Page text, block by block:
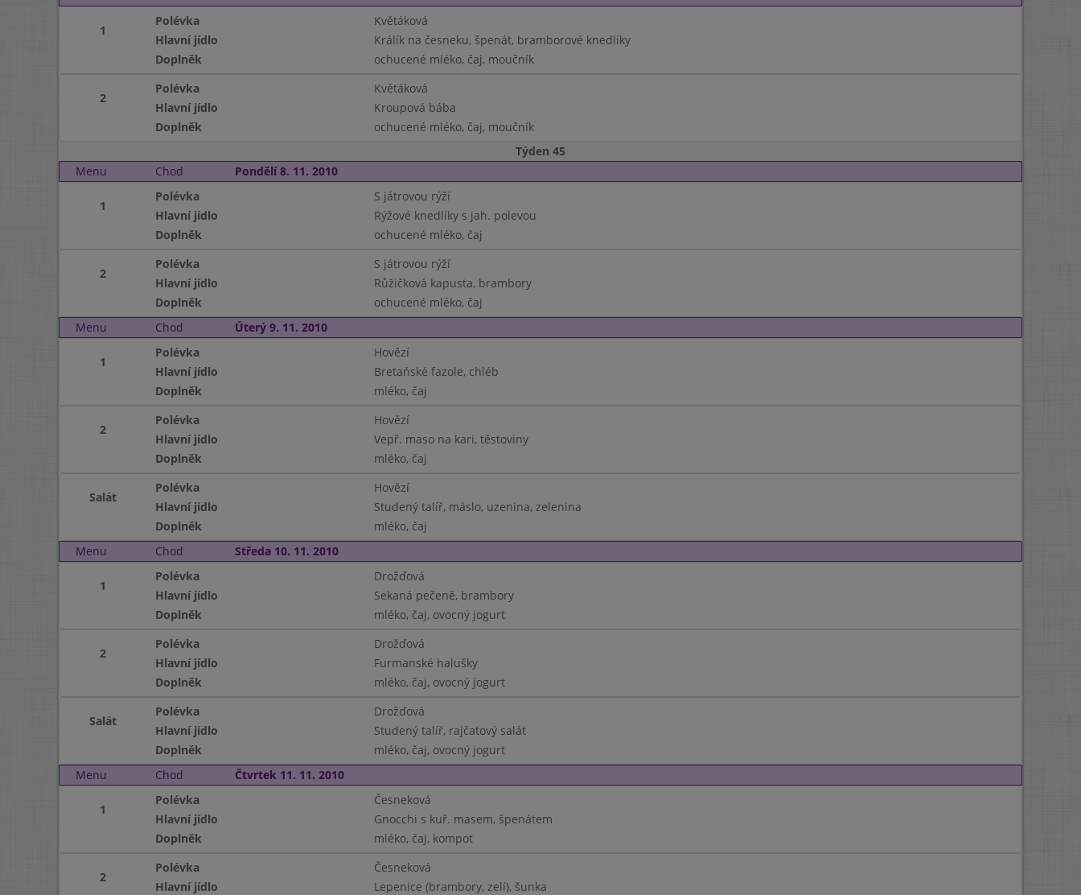
1
Polévka
Květáková
Hlavní jídlo
Králík na česneku, špenát, bramborové knedlíky
Doplněk
ochucené mléko, čaj, moučník
2
Polévka
Květáková
Hlavní jídlo
Kroupová bába
Doplněk
ochucené mléko, čaj, moučník
Týden 45
Menu
Chod Pondělí 8. 11. 2010
1
Polévka
S játrovou rýží
Hlavní jídlo
Rýžové knedlíky s jah. polevou
Doplněk
ochucené mléko, čaj
2
Polévka
S játrovou rýží
Hlavní jídlo
Růžičková kapusta, brambory
Doplněk
ochucené mléko, čaj
Menu
Chod Úterý 9. 11. 2010
1
Polévka
Hovězí
Hlavní jídlo
Bretaňské fazole, chléb
Doplněk
mléko, čaj
2
Polévka
Hovězí
Hlavní jídlo
Vepř. maso na kari, těstoviny
Doplněk
mléko, čaj
Salát
Polévka
Hovězí
Hlavní jídlo
Studený talíř, máslo, uzenina, zelenina
Doplněk
mléko, čaj
Menu
Chod Středa 10. 11. 2010
1
Polévka
Drožďová
Hlavní jídlo
Sekaná pečeně, brambory
Doplněk
mléko, čaj, ovocný jogurt
2
Polévka
Drožďová
Hlavní jídlo
Furmanské halušky
Doplněk
mléko, čaj, ovocný jogurt
Salát
Polévka
Drožďová
Hlavní jídlo
Studený talíř, rajčatový salát
Doplněk
mléko, čaj, ovocný jogurt
Menu
Chod Čtvrtek 11. 11. 2010
1
Polévka
Česneková
Hlavní jídlo
Gnocchi s kuř. masem, špenátem
Doplněk
mléko, čaj, kompot
2
Polévka
Česneková
Hlavní jídlo
Lepenice (brambory, zelí), šunka